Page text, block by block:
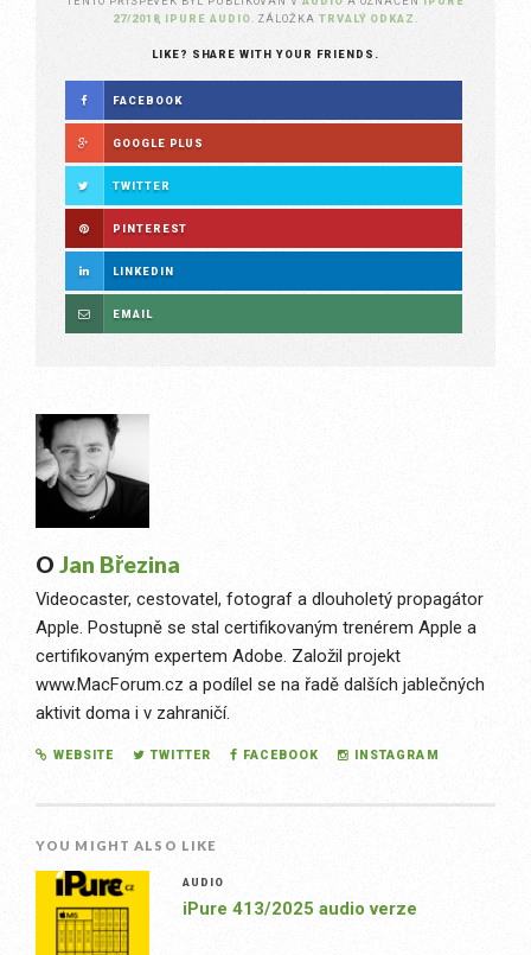
27/2018, IPURE AUDIO . ZÁLOŽKA TRVALÝ ODKAZ
LIKE? SHARE WITH YOUR FRIENDS.
FACEBOOK
GOOGLE PLUS
TWITTER
PINTEREST
LINKEDIN
EMAIL
O Jan Březina
Videocaster, cestovatel, fotograf a dlouholetý propagátor
Apple. Postupně se stal certifikovaným trenérem Apple a
certifikovaným expertem Adobe. Založil projekt
www.MacForum.cz a podílel se na řadě dalších jablečných
aktivit doma i v zahraničí.
WEBSITE TWITTER FACEBOOK INSTAGRAM
YOU MIGHT ALSO LIKE
AUDIO
iPure 413/2025 audio verze